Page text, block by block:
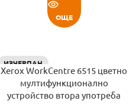
ОЩЕ
ИЗЧЕРПАН
Xerox WorkCentre 6515 цветно
мултифункционално
устройство втора употреба